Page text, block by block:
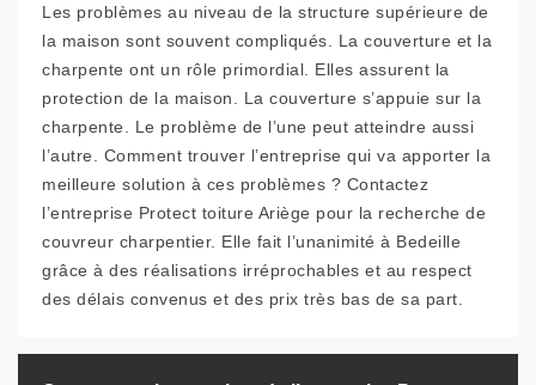
Les problèmes au niveau de la structure supérieure de
la maison sont souvent compliqués. La couverture et la
charpente ont un rôle primordial. Elles assurent la
protection de la maison. La couverture s’appuie sur la
charpente. Le problème de l’une peut atteindre aussi
l’autre. Comment trouver l’entreprise qui va apporter la
meilleure solution à ces problèmes ? Contactez
l’entreprise Protect toiture Ariège pour la recherche de
couvreur charpentier. Elle fait l’unanimité à Bedeille
grâce à des réalisations irréprochables et au respect
des délais convenus et des prix très bas de sa part.